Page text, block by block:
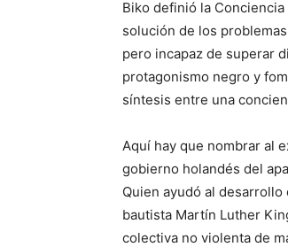
Biko definió la
solución de los
pero incapaz de superar
protagonismo negro y
síntesis entre una
Aquí hay que nombrar al
gobierno holandés del
Quien ayudó al
bautista Martín Luther
colectiva no violenta de